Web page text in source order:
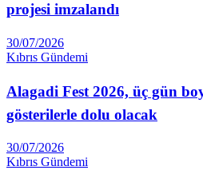
projesi imzalandı
30/07/2026
Kıbrıs Gündemi
Alagadi Fest 2026, üç gün
gösterilerle dolu olacak
30/07/2026
Kıbrıs Gündemi